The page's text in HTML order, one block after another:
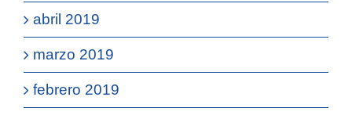
abril 2019
marzo 2019
febrero 2019